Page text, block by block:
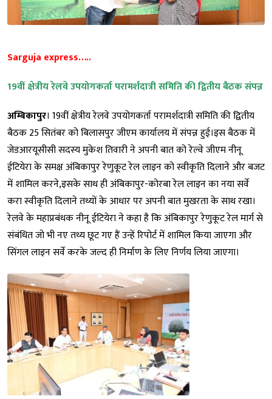
Sarguja express…..
19वीं क्षेत्रीय रेलवे उपयोगकर्ता परामर्शदात्री समिति की द्वितीय बैठक संपन्न
अम्बिकापुर। 19वीं क्षेत्रीय रेलवे उपयोगकर्ता परामर्शदात्री समिति की द्वितीय
बैठक 25 सितंबर को बिलासपुर जीएम कार्यालय में संपन्न हुई।इस बैठक में
जेडआरयूसीसी सदस्य मुकेश तिवारी ने अपनी बात को रेल्वे जीएम नीनू
ईटियेरा के समक्ष अंबिकापुर रेणुकूट रेल लाइन को स्वीकृति दिलाने और बजट
में शामिल करने,इसके साथ ही अंबिकापुर-कोरबा रेल लाइन का नया सर्वे
करा स्वीकृति दिलाने तथ्यों के आधार पर अपनी बात मुखरता के साथ रखा।
रेलवे के महाप्रबंधक नीनू ईटियेरा ने कहा है कि अंबिकापुर रेणुकूट रेल मार्ग से
संबंधित जो भी नए तथ्य छूट गए हैं उन्हें रिपोर्ट में शामिल किया जाएगा और
सिंगल लाइन सर्वे करके जल्द ही निर्माण के लिए निर्णय लिया जाएगा।